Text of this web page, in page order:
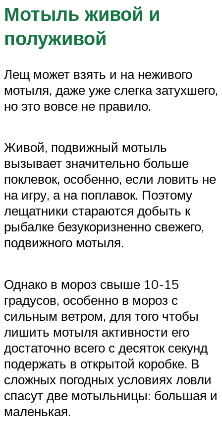
Мотыль живой и
полуживой
Лещ может взять и на неживого
мотыля, даже уже слегка затухшего,
но это вовсе не правило.
Живой, подвижный мотыль
вызывает значительно больше
поклевок, особенно, если ловить не
на игру, а на поплавок. Поэтому
лещатники стараются добыть к
рыбалке безукоризненно свежего,
подвижного мотыля.
Однако в мороз свыше 10-15
градусов, особенно в мороз с
сильным ветром, для того чтобы
лишить мотыля активности его
достаточно всего с десяток секунд
подержать в открытой коробке. В
сложных погодных условиях ловли
спасут две мотыльницы: большая и
маленькая.